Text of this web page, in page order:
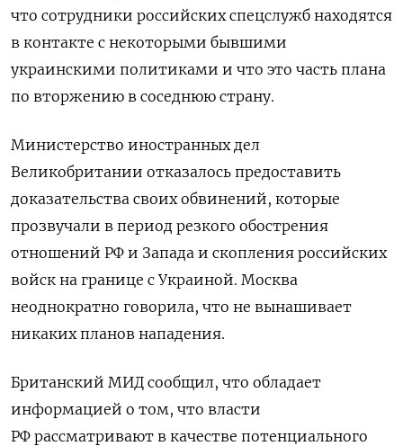
что сотрудники российских спецслужб находятся
в контакте с некоторыми бывшими
украинскими политиками и что это часть плана
по вторжению в соседнюю страну.
Министерство иностранных дел
Великобритании отказалось предоставить
доказательства своих обвинений, которые
прозвучали в период резкого обострения
отношений РФ и Запада и скопления российских
войск на границе с Украиной. Москва
неоднократно говорила, что не вынашивает
никаких планов нападения.
Британский МИД сообщил, что обладает
информацией о том, что власти
РФ рассматривают в качестве потенциального